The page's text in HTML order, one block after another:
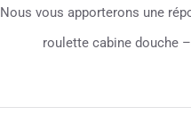
Nous vous apporterons une
roulette cabine douche –